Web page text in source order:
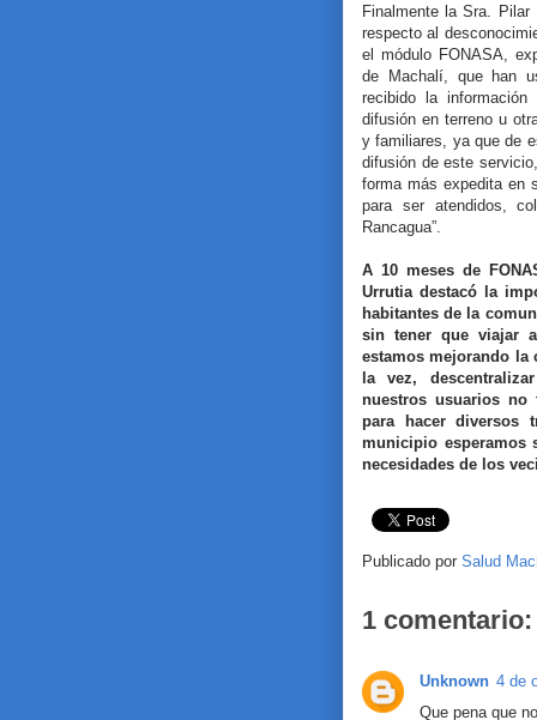
Finalmente la Sra.
respecto al
el módulo FONASA,
de Machalí, que han
recibido la
difusión en terreno u
y familiares, ya que de
difusión de este
forma más expedita en
para ser atendidos,
Rancagua”.
A 10 meses de
Urrutia destacó la
habitantes de la
sin tener que viajar
estamos mejorando la
la vez,
nuestros usuarios no
para hacer diversos
municipio esperamos
necesidades de los
Publicado por Salud
1 comentario:
Unknown 4 de
Que pena que